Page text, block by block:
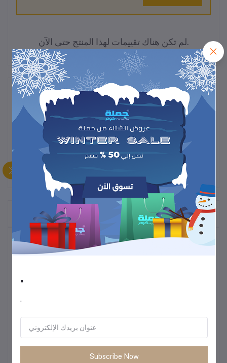
لم تكن هناك تقييمات لهذا المنتج حتى الآن.
وصف
للممرات، دورات المياه، وغرف النوم. إضاءة تلقائية بدون لمس!"
المنتجات التي يتم شراؤها بشكل متكرر
أكثر المنتجات مبيعًا
• طاولة متعددة الاستخدمات خفيفة الوزن
85
.
.
Subscribe Now